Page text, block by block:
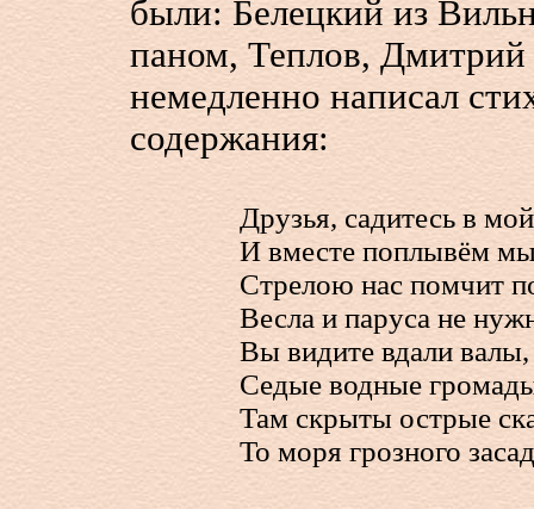
были: Белецкий из
паном, Теплов,
немедленно написал
содержания:
Друзья, садитесь в
И вместе поплывём
Стрелою нас помчит
Весла и паруса не
Вы видите вдали валы,
Седые водные
Там скрыты острые
То моря грозного